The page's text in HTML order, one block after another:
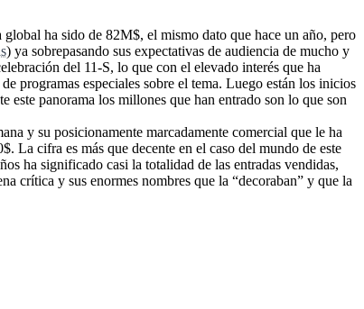
ha sido de 82M$, el mismo dato que hace un año, pero
) ya sobrepasando sus expectativas de audiencia de mucho y
del 11-S, lo que con el elevado interés que ha
programas especiales sobre el tema. Luego están los inicios
este panorama los millones que han entrado son lo que son
y su posicionamente marcadamente comercial que le ha
La cifra es más que decente en el caso del mundo de este
ha significado casi la totalidad de las entradas vendidas,
crítica y sus enormes nombres que la “decoraban” y que la